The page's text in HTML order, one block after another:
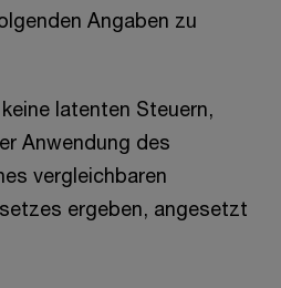
Angaben zu
latenten Steuern,
Anwendung des
vergleichbaren
ergeben, angesetzt